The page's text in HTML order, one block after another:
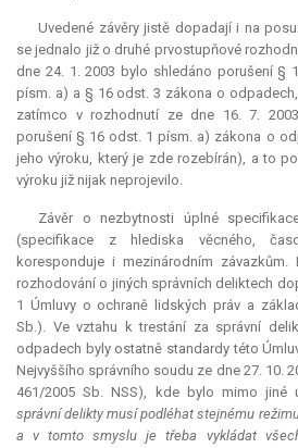
Uvedené závěry jistě dopadají i na
se jednalo již o druhé prvostupňové
dne 24. 1. 2003 bylo shledáno porušení §
písm. a) a § 16 odst. 3 zákona o
zatímco v rozhodnutí ze dne 16. 7.
porušení § 16 odst. 1 písm. a) zákona o
jeho výroku, který je zde rozebírán), a to
výroku již nijak neprojevilo.
Závěr o nezbytnosti úplné
(specifikace z hlediska věcného,
koresponduje i mezinárodním
rozhodování o jiných správních deliktech
1 Úmluvy o ochraně lidských práv a
Sb.). Ve vztahu k trestání za správní
odpadech byly ostatně standardy této
Nejvyššího správního soudu ze dne 27. 10.
461/2005 Sb. NSS), kde bylo mimo jiné
správní delikty musí podléhat stejnému
a v tomto smyslu je třeba vykládat